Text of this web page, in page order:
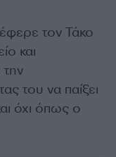
τον Τάκο
και
του να παίξει
όχι όπως ο